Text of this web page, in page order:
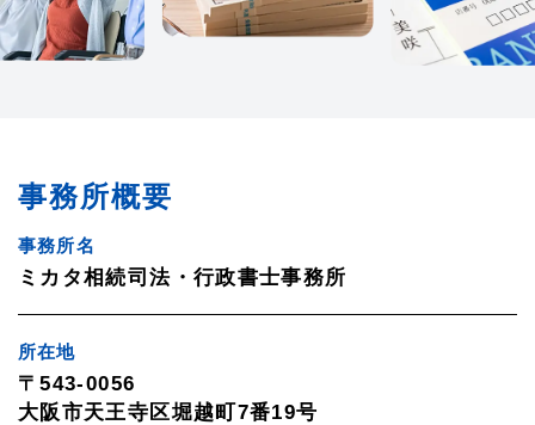
事務所概要
事務所名
ミカタ相続司法・行政書士事務所
所在地
〒543-0056
大阪市天王寺区堀越町7番19号